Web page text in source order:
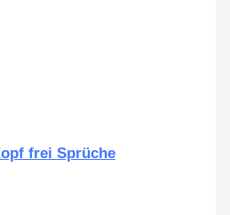
frei Sprüche